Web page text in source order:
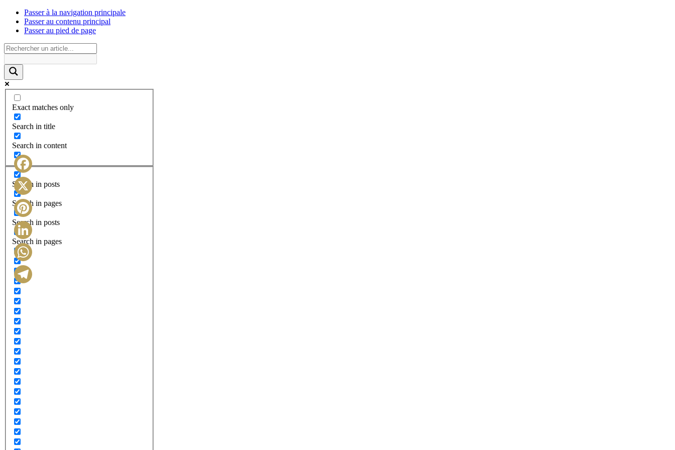
Passer à la navigation principale
Passer au contenu principal
Passer au pied de page
Exact matches only
Search in title
Search in content
Search in posts
Search in pages
Search in posts
Search in pages
Facebook
X
Pinterest
LinkedIn
WhatsApp
Telegram